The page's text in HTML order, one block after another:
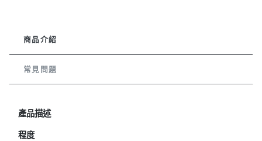
商品介紹
常見問題
產品描述
程度